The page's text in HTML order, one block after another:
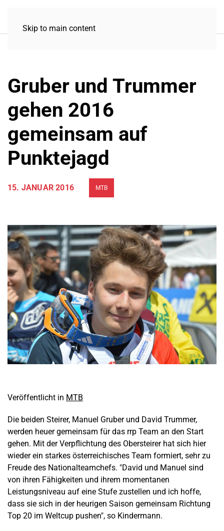
Skip to main content
Gruber und Trummer
gehen 2016
gemeinsam auf
Punktejagd
15. JANUAR 2016 MTB
Veröffentlicht in MTB
Die beiden Steirer, Manuel Gruber und David Trummer,
werden heuer gemeinsam für das rrp Team an den Start
gehen. Mit der Verpflichtung des Obersteirer hat sich hier
wieder ein starkes österreichisches Team formiert, sehr zu
Freude des Nationalteamchefs. "David und Manuel sind
von ihren Fähigkeiten und ihrem momentanen
Leistungsniveau auf eine Stufe zustellen und ich hoffe,
dass sie sich in der heurigen Saison gemeinsam Richtung
Top 20 im Weltcup pushen", so Kindermann.